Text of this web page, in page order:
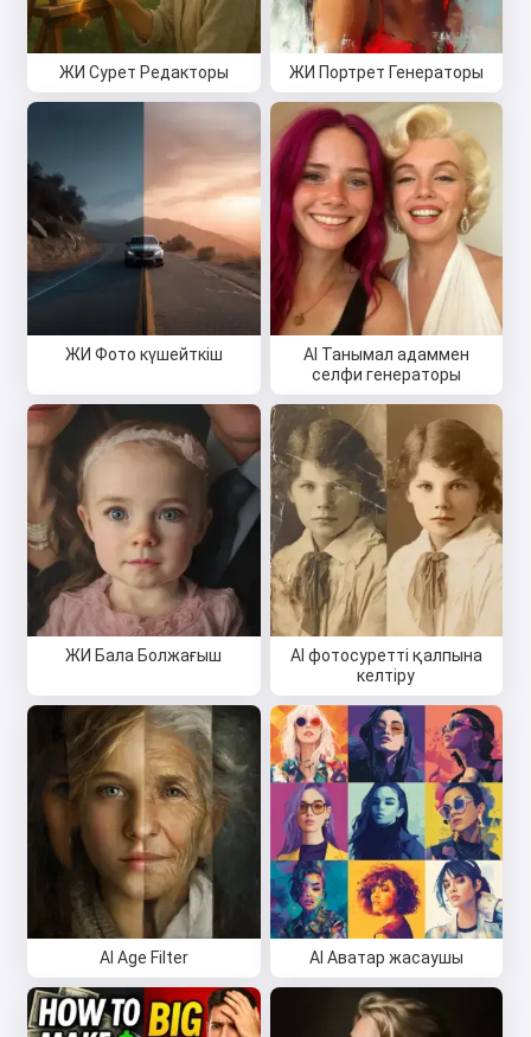
ЖИ Сурет Редакторы ЖИ Портрет Генераторы
ЖИ Фото күшейткіш
AI Танымал адаммен
селфи генераторы
ЖИ Бала Болжағыш
AI фотосуретті қалпына
келтіру
AI Age Filter AI Аватар жасаушы